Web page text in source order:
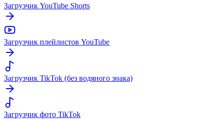
Загрузчик YouTube Shorts
Загрузчик плейлистов YouTube
Загрузчик TikTok (без водяного знака)
Загрузчик фото TikTok